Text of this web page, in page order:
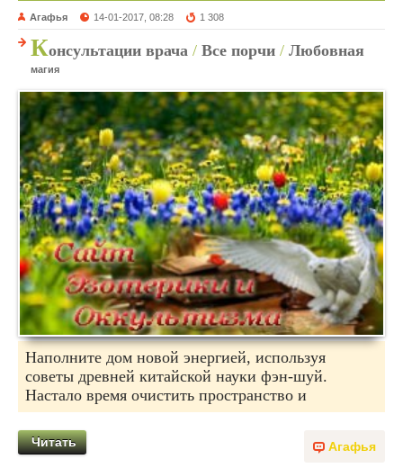
Агафья 14-01-2017, 08:28 1 308
Консультации врача / Все порчи / Любовная
магия
Наполните дом новой энергией, используя
советы древней китайской науки фэн-шуй.
Настало время очистить пространство и
Агафья
Читать